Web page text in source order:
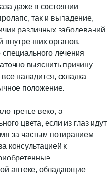
даже в состоянии
так и выпадение,
различных заболеваний
внутренних органов,
лечения
выяснить причину
наладится, складка
положение.
третье веко, а
цвета, если из глаз идут
за частым потиранием
консультацией к
аптеке, обладающие